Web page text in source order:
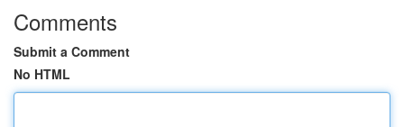
Comments
Submit a Comment
No HTML